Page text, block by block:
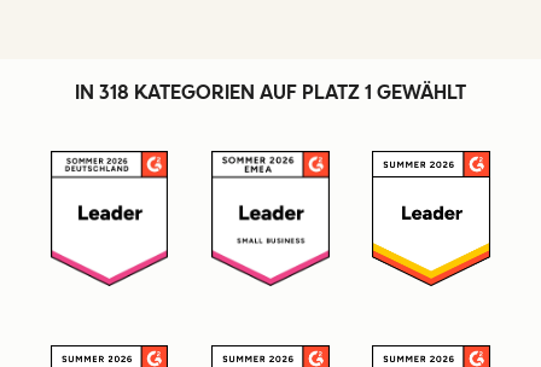
IN 318 KATEGORIEN AUF PLATZ 1 GEWÄHLT